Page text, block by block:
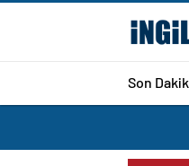
Son